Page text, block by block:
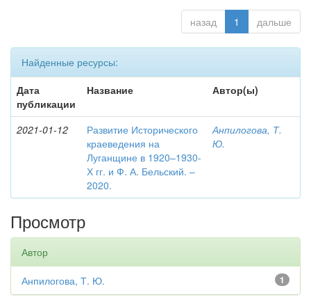
назад 1 дальше
Найденные ресурсы:
Дата
публикации
Название Автор(ы)
2021-01-12
Развитие Исторического
краеведения на
Луганщине в 1920–1930-
Х гг. и Ф. А. Бельский. –
2020.
Анпилогова, Т.
Ю.
Просмотр
Автор
1
Анпилогова, Т. Ю.